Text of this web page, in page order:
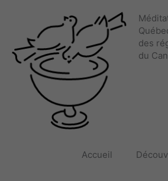
contenu
des
du
Accueil